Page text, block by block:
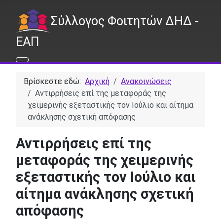
Σύλλογος Φοιτητών ΔΗΔ -
ΕΑΠ
Βρίσκεστε εδώ: Αρχική
Ανακοινώσεις
Αντιρρήσεις επί της μεταφοράς της
χειμερινής εξεταστικής τον Ιούλιο και αίτημα
ανάκλησης σχετική απόφασης
Αντιρρήσεις επί της
μεταφοράς της χειμερινής
εξεταστικής τον Ιούλιο και
αίτημα ανάκλησης σχετική
απόφασης